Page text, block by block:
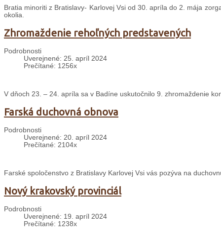
Bratia minoriti z Bratislavy- Karlovej Vsi od 30. apríla do 2. mája
okolia.
Zhromaždenie rehoľných predstavených
Podrobnosti
Uverejnené: 25. apríl 2024
Prečítané: 1256x
V dňoch 23. – 24. apríla sa v Badíne uskutočnilo 9. zhromaždenie
Farská duchovná obnova
Podrobnosti
Uverejnené: 20. apríl 2024
Prečítané: 2104x
Farské spoločenstvo z Bratislavy Karlovej Vsi vás pozýva na
Nový krakovský provinciál
Podrobnosti
Uverejnené: 19. apríl 2024
Prečítané: 1238x